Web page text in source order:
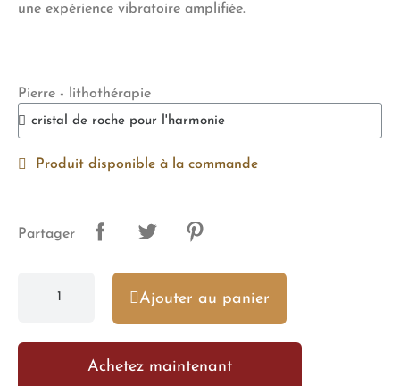
une expérience vibratoire amplifiée.
Pierre - lithothérapie
Produit disponible à la commande
Partager
Ajouter au panier
Achetez maintenant